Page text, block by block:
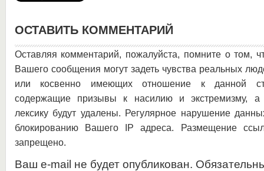
ОСТАВИТЬ КОММЕНТАРИЙ
Оставляя комментарий, пожалуйста, помните о том,
Вашего сообщения могут задеть чувства реальных
или косвенно имеющих отношение к данной
содержащие призывы к насилию и экстремизму, а
лексику будут удалены. Регулярное нарушение
блокированию Вашего IP адреса. Размещение
запрещено.
Ваш e-mail не будет опубликован.